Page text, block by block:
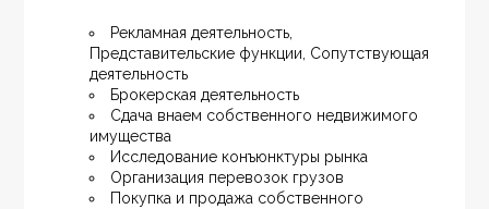
Рекламная деятельность,
Представительские функции, Сопутствующая
деятельность
Брокерская деятельность
Сдача внаем собственного недвижимого
имущества
Исследование конъюнктуры рынка
Организация перевозок грузов
Покупка и продажа собственного